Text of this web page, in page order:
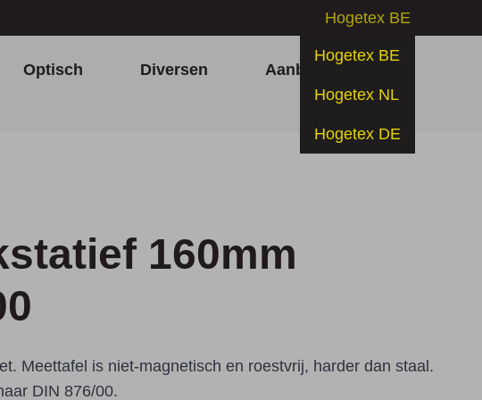
Hogetex BE
Hogetex BE
Hogetex NL
Hogetex DE
Optisch Diversen Aanbiedingen
160mm
Meettafel is niet-magnetisch en roestvrij, harder dan staal.
DIN 876/00.